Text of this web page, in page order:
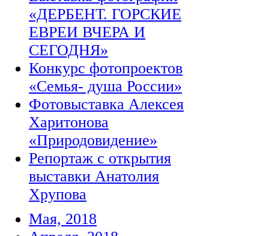
«ДЕРБЕНТ. ГОРСКИЕ
ЕВРЕИ ВЧЕРА И
СЕГОДНЯ»
Конкурс фотопроектов
«Семья- душа России»
Фотовыставка Алексея
Харитонова
«Природовидение»
Репортаж с открытия
выставки Анатолия
Хрупова
Мая, 2018